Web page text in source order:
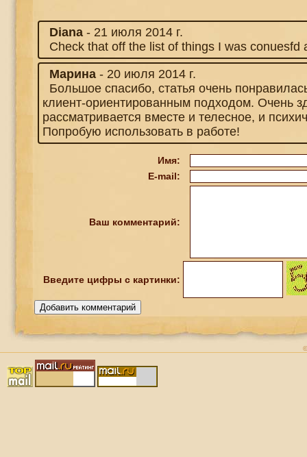
Diana - 21 июля 2014 г.
Check that off the list of things I was conuesfd
Марина - 20 июля 2014 г.
Большое спасибо, статья очень
клиент-ориентированным подходом. Очень
рассматривается вместе и телесное, и
Попробую использовать в работе!
Имя:
E-mail:
Ваш комментарий:
Введите цифры с картинки: